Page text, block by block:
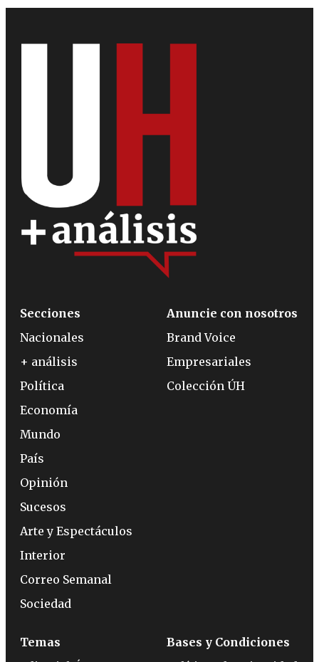
Secciones
Nacionales
+ análisis
Política
Economía
Mundo
País
Opinión
Sucesos
Arte y Espectáculos
Interior
Correo Semanal
Sociedad
Anuncie con nosotros
Brand Voice
Empresariales
Colección ÚH
Temas
Bases y Condiciones